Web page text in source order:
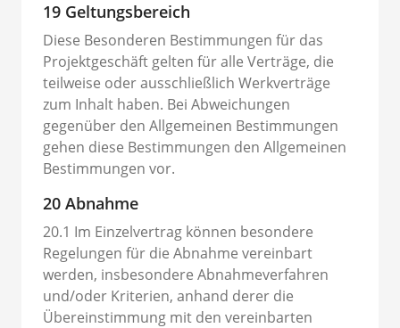
19 Geltungsbereich
Diese Besonderen Bestimmungen für das
Projektgeschäft gelten für alle Verträge, die
teilweise oder ausschließlich Werkverträge
zum Inhalt haben. Bei Abweichungen
gegenüber den Allgemeinen Bestimmungen
gehen diese Bestimmungen den Allgemeinen
Bestimmungen vor.
20 Abnahme
20.1 Im Einzelvertrag können besondere
Regelungen für die Abnahme vereinbart
werden, insbesondere Abnahmeverfahren
und/oder Kriterien, anhand derer die
Übereinstimmung mit den vereinbarten